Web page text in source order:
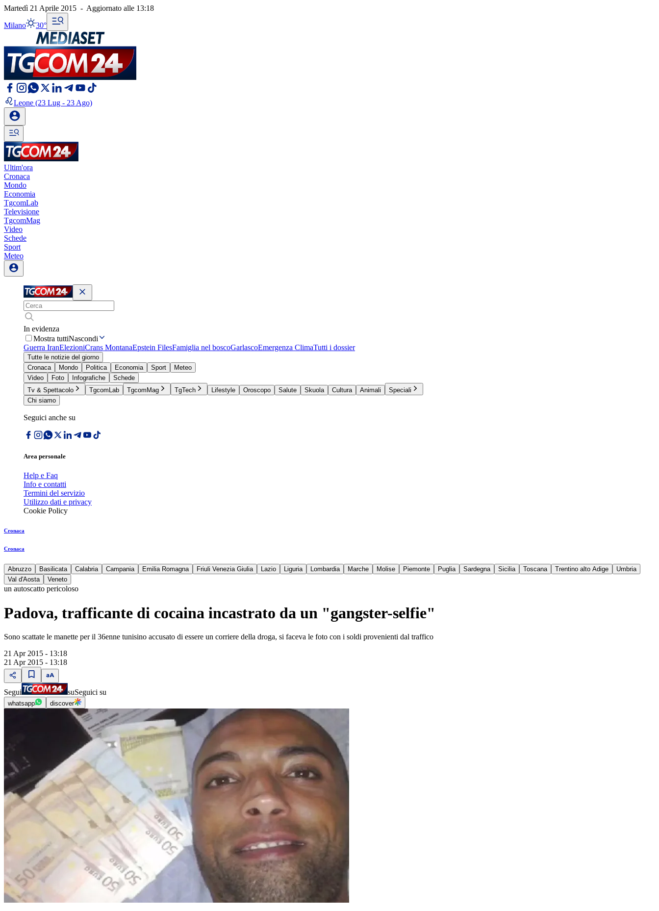
Martedì 21 Aprile 2015 - Aggiornato alle 13:18
Milano 30°
Leone (23 Lug - 23 Ago)
Ultim'ora
Cronaca
Mondo
Economia
TgcomLab
Televisione
TgcomMag
Video
Schede
Sport
Meteo
In evidenza
Mostra tuttiNascondi
Guerra IranElezioniCrans MontanaEpstein FilesFamiglia nel boscoGarlascoEmergenza ClimaTutti i dossier
Tutte le notizie del giorno
Cronaca
Mondo Politica Economia Sport
Meteo
Video
Foto Infografiche
Schede
Tv & Spettacolo
TgcomLab TgcomMag TgTech Lifestyle Oroscopo Salute Skuola Cultura Animali
Speciali
Chi siamo
Seguici anche su
Area personale
Help e Faq
Info e contatti
Termini del servizio
Utilizzo dati e privacy
Cookie Policy
Cronaca
Cronaca
Abruzzo Basilicata Calabria Campania Emilia Romagna Friuli Venezia Giulia Lazio Liguria Lombardia Marche Molise Piemonte Puglia Sardegna Sicilia Toscana Trentino alto Adige
Umbria
Val d'Aosta
Veneto
un autoscatto pericoloso
Padova, trafficante di cocaina incastrato da un "gangster-selfie"
Sono scattate le manette per il 36enne tunisino accusato di essere un corriere della droga, si faceva le foto con i soldi provenienti dal traffico
21 Apr 2015 - 13:18
21 Apr 2015 - 13:18
Segui suSeguici su
whatsapp discover